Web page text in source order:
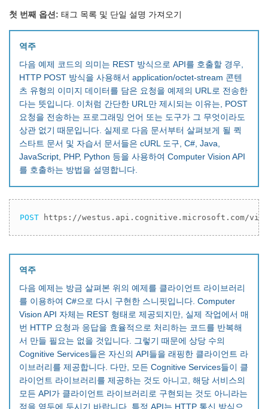
첫 번째 옵션: 태그 목록 및 단일 설명 가져오기
역주
다음 예제 코드의 의미는 REST 방식으로 API를 호출할 경우,
HTTP POST 방식을 사용해서 application/octet-stream 콘텐
츠 유형의 이미지 데이터를 담은 요청을 예제의 URL로 전송한
다는 뜻입니다. 이처럼 간단한 URL만 제시되는 이유는, POST
요청을 전송하는 프로그래밍 언어 또는 도구가 그 무엇이라도
상관 없기 때문입니다. 실제로 다음 문서부터 살펴보게 될 퀵
스타트 문서 및 자습서 문서들은 cURL 도구, C#, Java,
JavaScript, PHP, Python 등을 사용하여 Computer Vision API
를 호출하는 방법을 설명합니다.
POST https://westus.api.cognitive.microsoft.com/
역주
다음 예제는 방금 살펴본 위의 예제를 클라이언트 라이브러리
를 이용하여 C#으로 다시 구현한 스니핏입니다. Computer
Vision API 자체는 REST 형태로 제공되지만, 실제 작업에서 매
번 HTTP 요청과 응답을 효율적으로 처리하는 코드를 반복해
서 만들 필요는 없을 것입니다. 그렇기 때문에 상당 수의
Cognitive Services들은 자신의 API들을 래핑한 클라이언트 라
이브러리를 제공합니다. 다만, 모든 Cognitive Services들이 클
라이언트 라이브러리를 제공하는 것도 아니고, 해당 서비스의
모든 API가 클라이언트 라이브러리로 구현되는 것도 아니라는
점을 염두에 두시기 바랍니다. 특정 API는 HTTP 통신 방식으